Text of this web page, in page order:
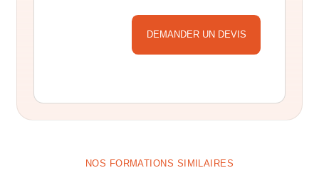
NOS FORMATIONS SIMILAIRES